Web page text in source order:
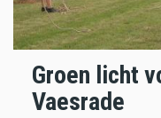
Groen licht
Vaesrade